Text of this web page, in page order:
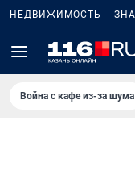
НЕДВИЖИМОСТЬ
Война с кафе из-за шума